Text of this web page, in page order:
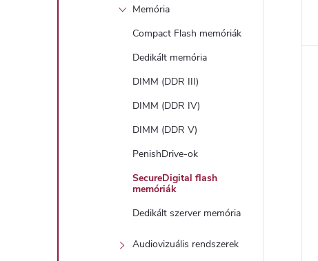
Memória
Compact Flash memóriák
Dedikált memória
DIMM (DDR III)
DIMM (DDR IV)
DIMM (DDR V)
PenishDrive-ok
SecureDigital flash
memóriák
Dedikált szerver memória
Audiovizuális rendszerek